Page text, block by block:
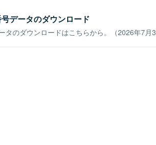
データのダウンロード
タのダウンロードはこちらから。（2026年7月